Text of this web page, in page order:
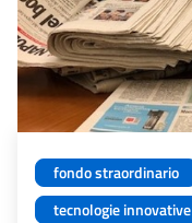
fondo straordinario
tecnologie innovative